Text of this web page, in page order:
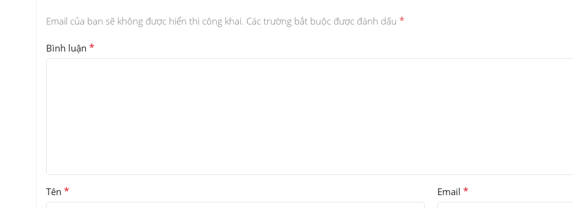
Email của bạn sẽ không được hiển thị công khai. Các trường bắt buộc được đánh dấu *
Bình luận *
Tên * Email *